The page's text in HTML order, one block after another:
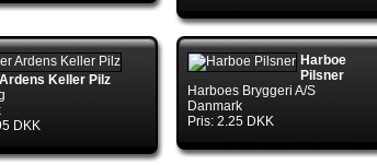
Keller Pilz
DKK
Harboe
Pilsner
Harboes Bryggeri A/S
Danmark
Pris: 2.25 DKK